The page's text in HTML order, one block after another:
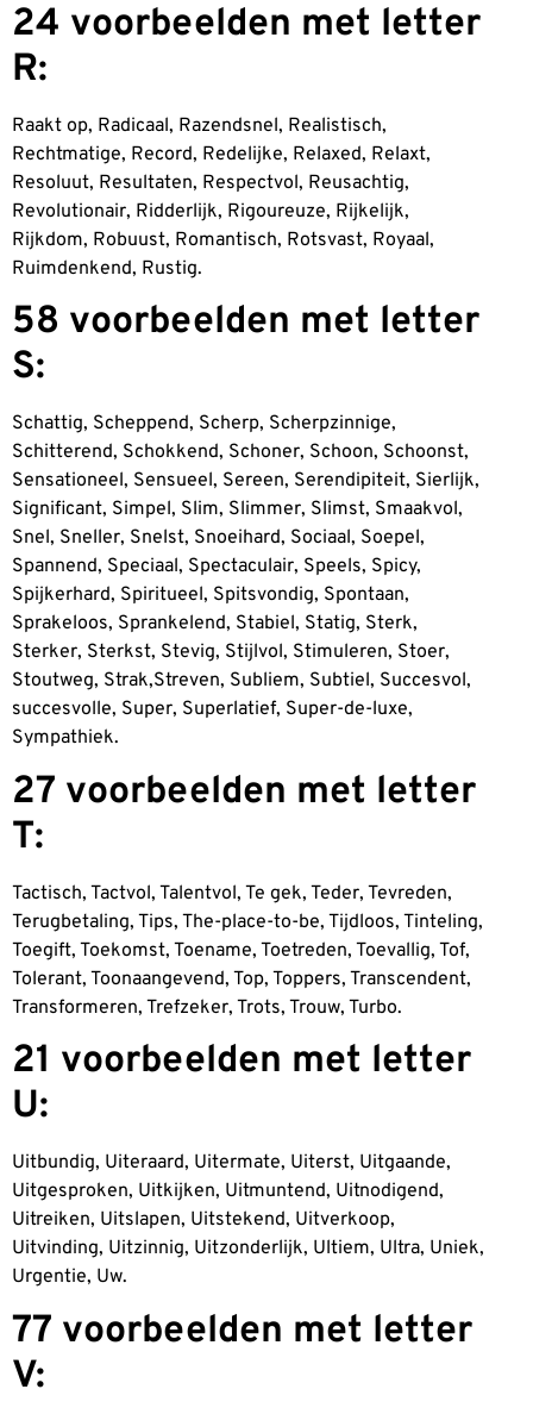
24 voorbeelden met letter
R:
Raakt op, Radicaal, Razendsnel, Realistisch,
Rechtmatige, Record, Redelijke, Relaxed, Relaxt,
Resoluut, Resultaten, Respectvol, Reusachtig,
Revolutionair, Ridderlijk, Rigoureuze, Rijkelijk,
Rijkdom, Robuust, Romantisch, Rotsvast, Royaal,
Ruimdenkend, Rustig.
58 voorbeelden met letter
S:
Schattig, Scheppend, Scherp, Scherpzinnige,
Schitterend, Schokkend, Schoner, Schoon, Schoonst,
Sensationeel, Sensueel, Sereen, Serendipiteit, Sierlijk,
Significant, Simpel, Slim, Slimmer, Slimst, Smaakvol,
Snel, Sneller, Snelst, Snoeihard, Sociaal, Soepel,
Spannend, Speciaal, Spectaculair, Speels, Spicy,
Spijkerhard, Spiritueel, Spitsvondig, Spontaan,
Sprakeloos, Sprankelend, Stabiel, Statig, Sterk,
Sterker, Sterkst, Stevig, Stijlvol, Stimuleren, Stoer,
Stoutweg, Strak,Streven, Subliem, Subtiel, Succesvol,
succesvolle, Super, Superlatief, Super-de-luxe,
Sympathiek.
27 voorbeelden met letter
T:
Tactisch, Tactvol, Talentvol, Te gek, Teder, Tevreden,
Terugbetaling, Tips, The-place-to-be, Tijdloos, Tinteling,
Toegift, Toekomst, Toename, Toetreden, Toevallig, Tof,
Tolerant, Toonaangevend, Top, Toppers, Transcendent,
Transformeren, Trefzeker, Trots, Trouw, Turbo.
21 voorbeelden met letter
U:
Uitbundig, Uiteraard, Uitermate, Uiterst, Uitgaande,
Uitgesproken, Uitkijken, Uitmuntend, Uitnodigend,
Uitreiken, Uitslapen, Uitstekend, Uitverkoop,
Uitvinding, Uitzinnig, Uitzonderlijk, Ultiem, Ultra, Uniek,
Urgentie, Uw.
77 voorbeelden met letter
V: